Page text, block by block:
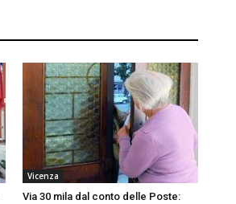
Vicenza
Via 30 mila dal conto delle Poste: